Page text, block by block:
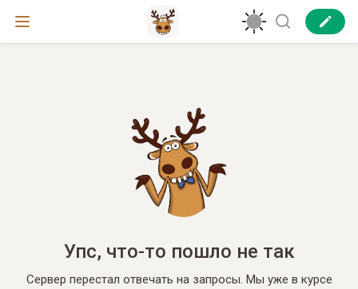
Упс, что-то пошло не так
Сервер перестал отвечать на запросы. Мы уже в курсе